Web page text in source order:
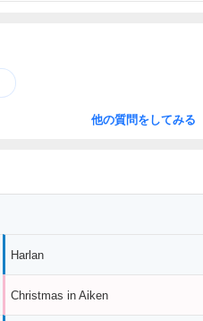
他の質問をしてみる
Harlan
Christmas in Aiken